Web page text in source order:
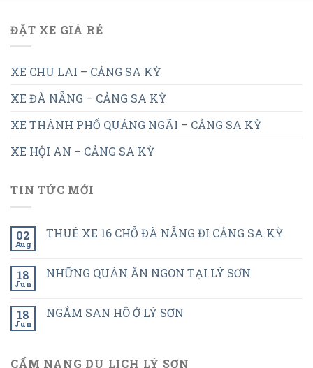
ĐẶT XE GIÁ RẺ
XE CHU LAI – CẢNG SA KỲ
XE ĐÀ NẴNG – CẢNG SA KỲ
XE THÀNH PHỐ QUẢNG NGÃI – CẢNG SA KỲ
XE HỘI AN – CẢNG SA KỲ
TIN TỨC MỚI
02
Aug
THUÊ XE 16 CHỖ ĐÀ NẴNG ĐI CẢNG SA KỲ
18
Jun
NHỮNG QUÁN ĂN NGON TẠI LÝ SƠN
18
Jun
NGẮM SAN HÔ Ở LÝ SƠN
CẨM NANG DU LỊCH LÝ SƠN